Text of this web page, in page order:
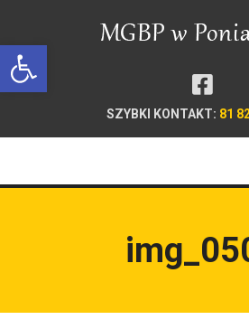
Open toolbar
SZYBKI KONTAKT: 81